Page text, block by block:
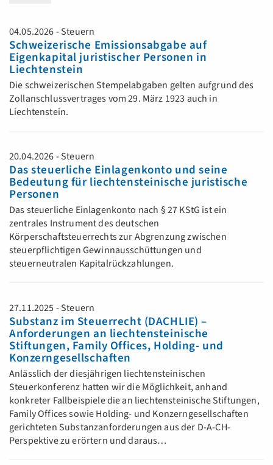
04.05.2026 - Steuern
Schweizerische Emissionsabgabe auf
Eigenkapital juristischer Personen in
Liechtenstein
Die schweizerischen Stempelabgaben gelten aufgrund des
Zollanschlussvertrages vom 29. März 1923 auch in
Liechtenstein.
20.04.2026 - Steuern
Das steuerliche Einlagenkonto und seine
Bedeutung für liechtensteinische juristische
Personen
Das steuerliche Einlagenkonto nach § 27 KStG ist ein
zentrales Instrument des deutschen
Körperschaftsteuerrechts zur Abgrenzung zwischen
steuerpflichtigen Gewinnausschüttungen und
steuerneutralen Kapitalrückzahlungen.
27.11.2025 - Steuern
Substanz im Steuerrecht (DACHLIE) –
Anforderungen an liechtensteinische
Stiftungen, Family Offices, Holding- und
Konzerngesellschaften
Anlässlich der diesjährigen liechtensteinischen
Steuerkonferenz hatten wir die Möglichkeit, anhand
konkreter Fallbeispiele die an liechtensteinische Stiftungen,
Family Offices sowie Holding- und Konzerngesellschaften
gerichteten Substanzanforderungen aus der D-A-CH-
Perspektive zu erörtern und daraus…